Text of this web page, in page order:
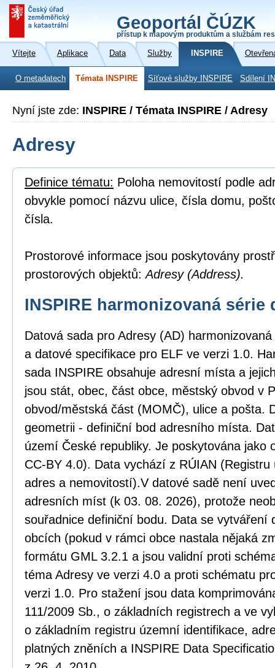
Geoportál ČÚZK
přístup k mapovým produktům a službám
Vítejte Aplikace Data Služby INSPIRE
O metadatech Témata INSPIRE Síťové služby INSPIRE Sdílení
Nyní jste zde: INSPIRE / Témata INSPIRE / Adresy
Adresy
Definice tématu: Poloha nemovitostí podle
obvykle pomocí názvu ulice, čísla domu,
čísla.
Prostorové informace jsou poskytovány
prostorových objektů:Adresy (Address).
INSPIRE harmonizovaná série
Datová sada pro Adresy (AD)
a datové specifikace pro ELF ve verzi 1.0.
sada INSPIRE obsahuje adresní místa a
jsou stát, obec, část obce, městský obvod v
obvod/městská část (MOMČ), ulice a pošta.
geometrii - definiční bod adresního místa.
území České republiky. Je poskytována jako
CC-BY 4.0). Data vychází z RÚIAN
adres a nemovitostí).V datové sadě není
adresních míst (k 03. 08. 2026), protože
souřadnice definiční bodu. Data se vytváření
obcích (pokud v rámci obce nastala nějaká
formátu GML 3.2.1 a jsou validní proti
téma Adresy ve verzi 4.0 a proti schématu
verzi 1.0. Pro stažení jsou data
111/2009 Sb., o základních registrech a ve
o základním registru územní identifikace,
platných zněních a INSPIRE Data